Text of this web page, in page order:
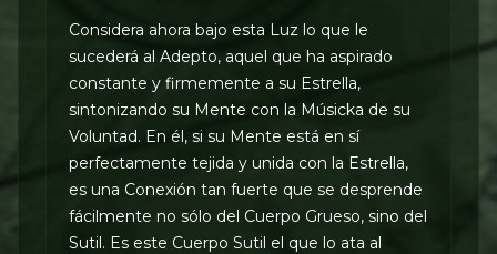
Considera ahora bajo esta Luz lo que le
sucederá al Adepto, aquel que ha aspirado
constante y firmemente a su Estrella,
sintonizando su Mente con la Músicka de su
Voluntad. En él, si su Mente está en sí
perfectamente tejida y unida con la Estrella,
es una Conexión tan fuerte que se desprende
fácilmente no sólo del Cuerpo Grueso, sino del
Sutil. Es este Cuerpo Sutil el que lo ata al